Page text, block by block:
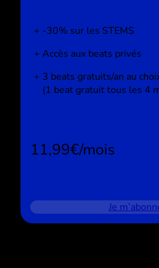
-30% sur les STEMS
Accès aux beats privés
3 beats gratuits/an au
(1 beat gratuit tous les 4
11,99€/mois
Je